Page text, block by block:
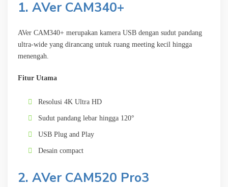
1. AVer CAM340+
AVer CAM340+ merupakan kamera USB dengan sudut pandang
ultra-wide yang dirancang untuk ruang meeting kecil hingga
menengah.
Fitur Utama
Resolusi 4K Ultra HD
Sudut pandang lebar hingga 120°
USB Plug and Play
Desain compact
2. AVer CAM520 Pro3